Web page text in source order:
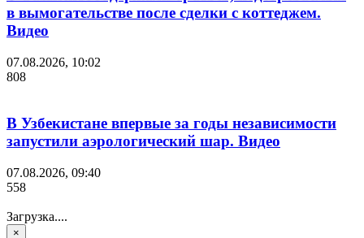
в вымогательстве после сделки с коттеджем.
Видео
07.08.2026, 10:02
808
В Узбекистане впервые за годы независимости
запустили аэрологический шар. Видео
07.08.2026, 09:40
558
Загрузка....
×